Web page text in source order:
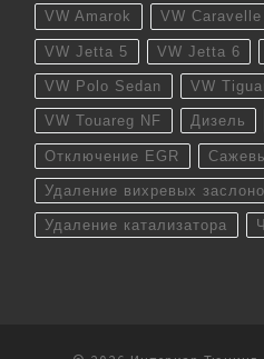
VW Amarok VW Caravelle
VW Jetta 5 VW Jetta 6
VW Polo Sedan VW
VW Touareg NF Дизель
Отключение EGR
Удаление вихревых
Удаление катализатора